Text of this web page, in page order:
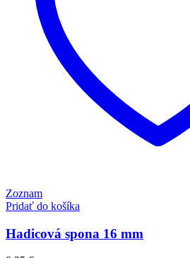
Zoznam
Pridať do košíka
Hadicová spona 16 mm